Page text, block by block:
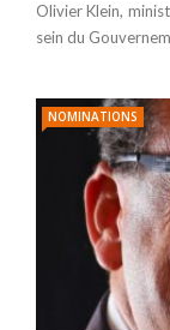
Olivier Klein,
sein du
NOMINATIONS